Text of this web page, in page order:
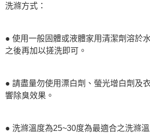
洗滌方式：
● 使用一般固體或液體家用清潔劑溶於
之後再加以搓洗即可。
● 請盡量勿使用漂白劑、螢光增白劑及
響除臭效果。
● 洗滌溫度為25~30度為最適合之洗滌溫